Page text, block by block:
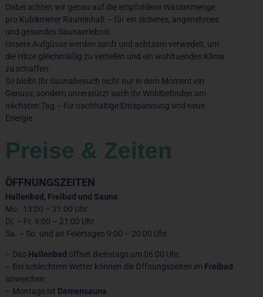
Dabei achten wir genau auf die empfohlene Wassermenge
pro Kubikmeter Rauminhalt – für ein sicheres, angenehmes
und gesundes Saunaerlebnis.
Unsere Aufgüsse werden sanft und achtsam verwedelt, um
die Hitze gleichmäßig zu verteilen und ein wohltuendes Klima
zu schaffen.
So bleibt Ihr Saunabesuch nicht nur in dem Moment ein
Genuss, sondern unterstützt auch Ihr Wohlbefinden am
nächsten Tag – für nachhaltige Entspannung und neue
Energie.
Preise & Zeiten
ÖFFNUNGSZEITEN
Hallenbad, Freibad und Sauna
Mo. 13:00 – 21:00 Uhr
Di. – Fr. 9:00 – 21:00 Uhr
Sa. – So. und an Feiertagen 9:00 – 20:00 Uhr
– Das Hallenbad öffnet dienstags um 06:00 Uhr.
– Bei schlechtem Wetter können die Öffnungszeiten im Freibad
abweichen.
– Montags ist Damensauna